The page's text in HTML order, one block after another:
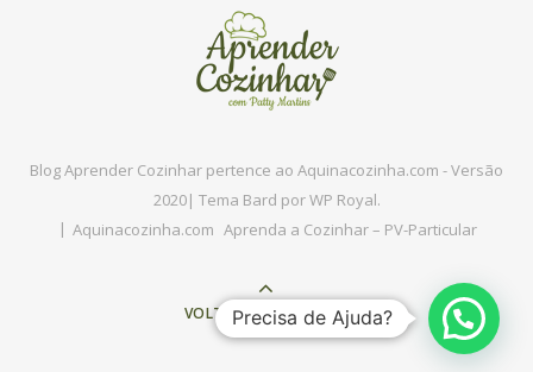
Blog Aprender Cozinhar pertence ao Aquinacozinha.com - Versão
2020| Tema Bard porWP Royal.
Aquinacozinha.com Aprenda a Cozinhar – PV-Particular
VOLTAR PARA O TOPO
Precisa de Ajuda?